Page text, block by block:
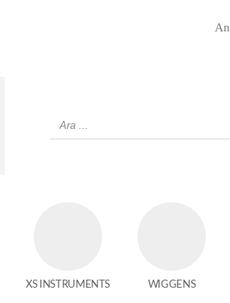
XS INSTRUMENTS WIGGENS